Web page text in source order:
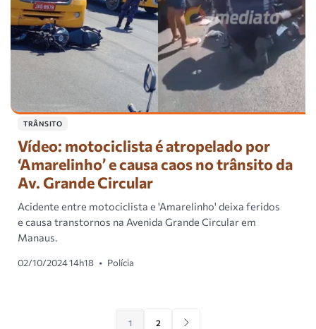
TRÂNSITO
Vídeo: motociclista é atropelado por
‘Amarelinho’ e causa caos no trânsito da
Av. Grande Circular
Acidente entre motociclista e 'Amarelinho' deixa feridos
e causa transtornos na Avenida Grande Circular em
Manaus.
02/10/2024 14h18 • Polícia
1 2